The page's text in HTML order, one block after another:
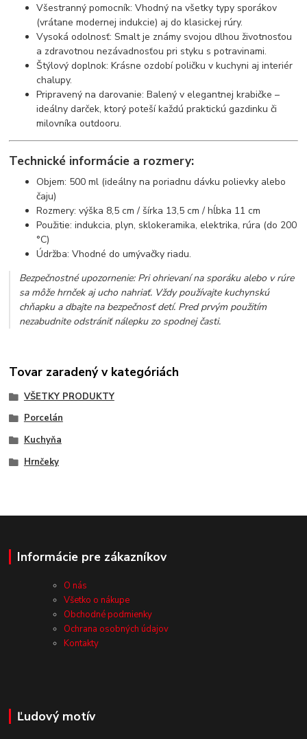
Všestranný pomocník: Vhodný na všetky typy sporákov
(vrátane modernej indukcie) aj do klasickej rúry.
Vysoká odolnosť: Smalt je známy svojou dlhou životnosťou
a zdravotnou nezávadnosťou pri styku s potravinami.
Štýlový doplnok: Krásne ozdobí poličku v kuchyni aj interiér
chalupy.
Pripravený na darovanie: Balený v elegantnej krabičke –
ideálny darček, ktorý poteší každú praktickú gazdinku či
milovníka outdooru.
Technické informácie a rozmery:
Objem: 500 ml (ideálny na poriadnu dávku polievky alebo
čaju)
Rozmery: výška 8,5 cm / šírka 13,5 cm / hĺbka 11 cm
Použitie: indukcia, plyn, sklokeramika, elektrika, rúra (do 200
°C)
Údržba: Vhodné do umývačky riadu.
Bezpečnostné upozornenie: Pri ohrievaní na sporáku alebo v rúre
sa môže hrnček aj ucho nahriať. Vždy používajte kuchynskú
chňapku a dbajte na bezpečnosť detí. Pred prvým použitím
nezabudnite odstrániť nálepku zo spodnej časti.
Tovar zaradený v kategóriách
VŠETKY PRODUKTY
Porcelán
Kuchyňa
Hrnčeky
Informácie pre zákazníkov
O nás
Všetko o nákupe
Obchodné podmienky
Ochrana osobných údajov
Kontakty
Ľudový motív